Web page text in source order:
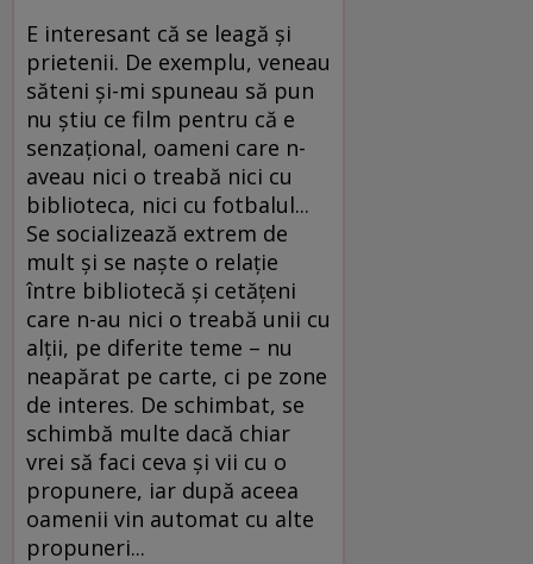
E interesant că se leagă şi
prietenii. De exemplu, veneau
săteni şi-mi spuneau să pun
nu ştiu ce film pentru că e
senzaţional, oameni care n-
aveau nici o treabă nici cu
biblioteca, nici cu fotbalul...
Se socializează extrem de
mult şi se naşte o relaţie
între bibliotecă şi cetăţeni
care n-au nici o treabă unii cu
alţii, pe diferite teme – nu
neapărat pe carte, ci pe zone
de interes. De schimbat, se
schimbă multe dacă chiar
vrei să faci ceva şi vii cu o
propunere, iar după aceea
oamenii vin automat cu alte
propuneri...